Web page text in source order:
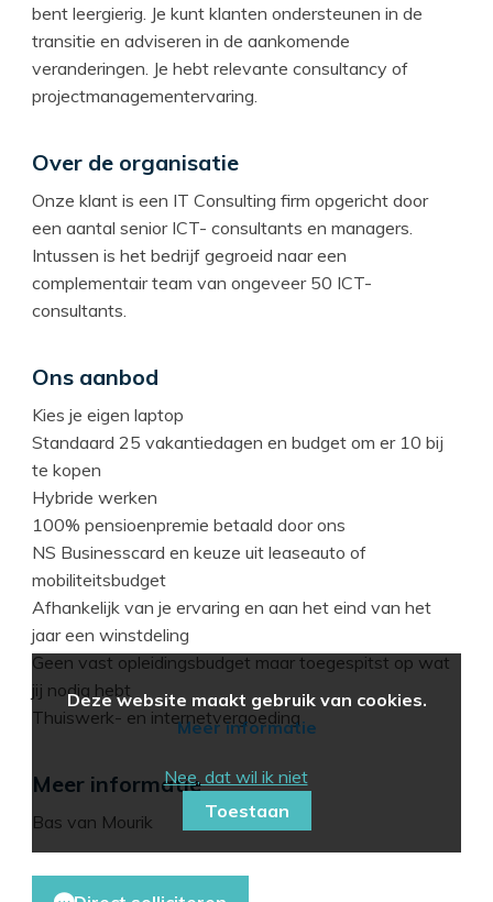
bent leergierig. Je kunt klanten ondersteunen in de
transitie en adviseren in de aankomende
veranderingen. Je hebt relevante consultancy of
projectmanagementervaring.
Over de organisatie
Onze klant is een IT Consulting firm opgericht door
een aantal senior ICT- consultants en managers.
Intussen is het bedrijf gegroeid naar een
complementair team van ongeveer 50 ICT-
consultants.
Ons aanbod
Kies je eigen laptop
Standaard 25 vakantiedagen en budget om er 10 bij
te kopen
Hybride werken
100% pensioenpremie betaald door ons
NS Businesscard en keuze uit leaseauto of
mobiliteitsbudget
Afhankelijk van je ervaring en aan het eind van het
jaar een winstdeling
Geen vast opleidingsbudget maar toegespitst op wat
jij nodig hebt
Thuiswerk- en internetvergoeding
Meer informatie
Bas van Mourik
Deze website maakt gebruik van cookies.
Meer informatie
Nee, dat wil ik niet
Toestaan